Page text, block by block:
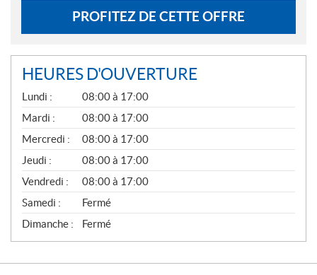
PROFITEZ DE CETTE OFFRE
HEURES D'OUVERTURE
G
É
N
É
R
A
L
Lundi :
08:00 à 17:00
Mardi :
08:00 à 17:00
Mercredi :
08:00 à 17:00
Jeudi :
08:00 à 17:00
Vendredi :
08:00 à 17:00
Samedi :
Fermé
Dimanche :
Fermé